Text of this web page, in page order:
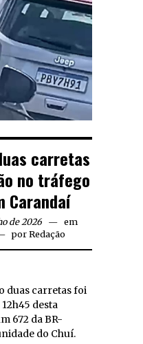
carretas
no tráfego
Carandaí
de 2026
em
por Redação
duas carretas foi
desta
672 da BR-
do Chuí.